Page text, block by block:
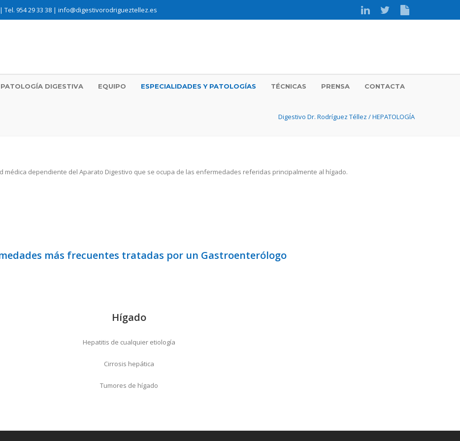
954 29 33 38 | info@digestivorodrigueztellez.es
DIGESTIVA EQUIPO ESPECIALIDADES Y PATOLOGÍAS TÉCNICAS PRENSA CONTACTA
Digestivo Dr. Rodríguez Téllez /HEPATOLOGÍA
médica dependiente del Aparato Digestivo que se ocupa de las enfermedades referidas principalmente al hígado.
más frecuentes tratadas por un Gastroenterólogo
Hígado
Hepatitis de cualquier etiología
Cirrosis hepática
Tumores de hígado